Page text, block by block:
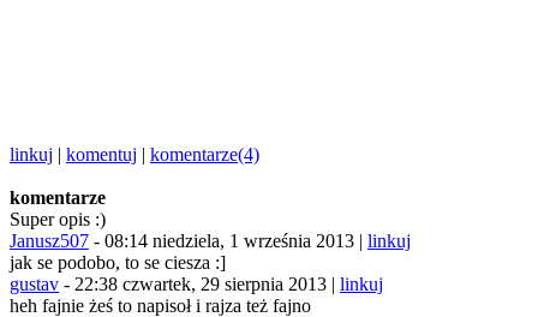
linkuj | komentuj | komentarze(4)
komentarze
Super opis :)
Janusz507 - 08:14 niedziela, 1 września 2013 | linkuj
jak se podobo, to se ciesza :]
gustav - 22:38 czwartek, 29 sierpnia 2013 | linkuj
heh fajnie żeś to napisoł i rajza też fajno